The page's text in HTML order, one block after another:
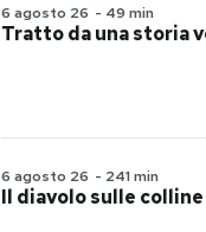
6 agosto 26 - 49 min
Tratto da una storia
6 agosto 26 - 241 min
Il diavolo sulle colline